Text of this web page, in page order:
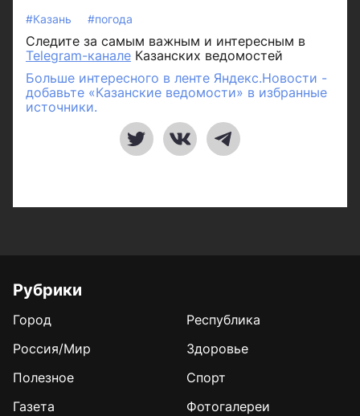
#Казань #погода
Следите за самым важным и интересным в
Telegram-канале Казанских ведомостей
Больше интересного в ленте Яндекс.Новости -
добавьте «Казанские ведомости» в избранные
источники.
Рубрики
Город
Республика
Россия/Мир
Здоровье
Полезное
Спорт
Газета
Фотогалереи